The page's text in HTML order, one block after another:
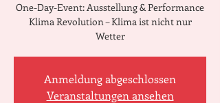
One-Day-Event: Ausstellung & Performance
Klima Revolution – Klima ist nicht nur
Wetter
Anmeldung abgeschlossen
Veranstaltungen ansehen